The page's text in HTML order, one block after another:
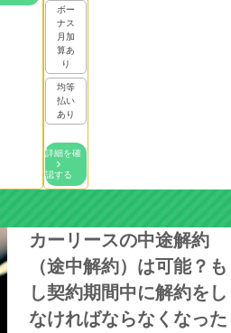
ボー
ナス
月加
算あ
り
均等
払い
あり
詳細を確
認する
カーリースの中途解約
（途中解約）は可能？も
し契約期間中に解約をし
なければならなくなった